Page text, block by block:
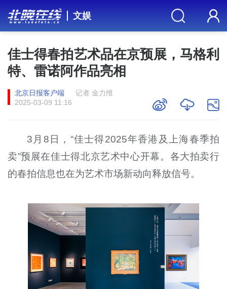
文娱
佳士得春拍艺术品在京预展，马格利
特、雷诺阿作品亮相
北京日报客户端
记者 金力维
2025-03-09 11:16
3月8日，“佳士得2025年香港及上海春季拍
卖”预展在佳士得北京艺术中心开幕。各大拍卖行
的春拍信息也在为艺术市场新动向释放信号。